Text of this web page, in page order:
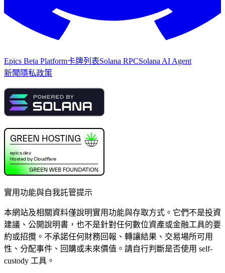
Epics Beta Platform卡牌列表Solana RPCSolana AI Agent
新聞 隱私政策
實用功能與自我託管提示
本網站及相關資料僅說明實用功能與存取方式。它們不是投資
建議、公開說明書，也不是針對任何數位資產或金融工具的要
約或招攬。不承諾任何財務回報、轉讓結果、交易場所可用
性、分配事件、回購或未來價值。請自行判斷是否使用 self-
custody 工具。